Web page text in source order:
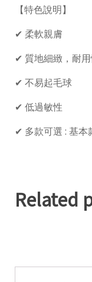
【特色說明】
✔ 柔軟親膚
✔ 質地細緻，耐
✔ 不易起毛球
✔ 低過敏性
✔ 多款可選 : 基
Related